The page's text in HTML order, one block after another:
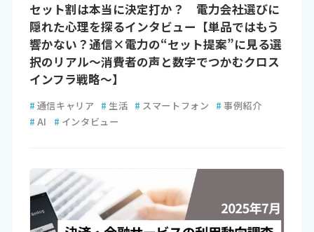
セット割は本当に決定打か？ 電力会社選びに
隠れた心理を探るインタビュー【単品ではもう
響かない？通信×電力の“セット提案”に見る選
択のリアル～消費者の声と数字でつかむクロス
インフラ戦略～】
# 通信キャリア # 生活 # スマートフォン # 事例紹介
# AI # インタビュー